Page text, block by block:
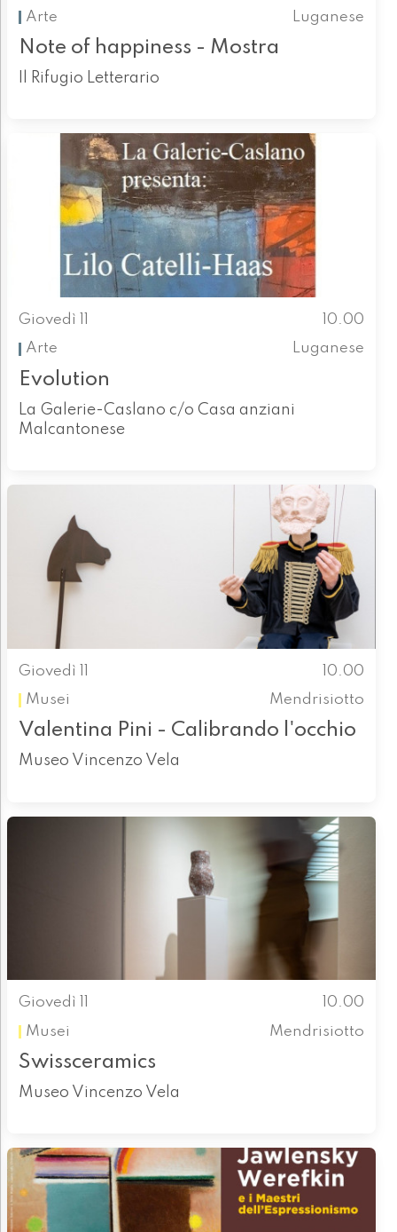
Arte
Luganese
Note of happiness - Mostra
Il Rifugio Letterario
Giovedì 11
10.00
Arte
Luganese
Evolution
La Galerie-Caslano c/o Casa anziani
Malcantonese
Giovedì 11
10.00
Musei
Mendrisiotto
Valentina Pini - Calibrando l'occhio
Museo Vincenzo Vela
Giovedì 11
10.00
Musei
Mendrisiotto
Swissceramics
Museo Vincenzo Vela